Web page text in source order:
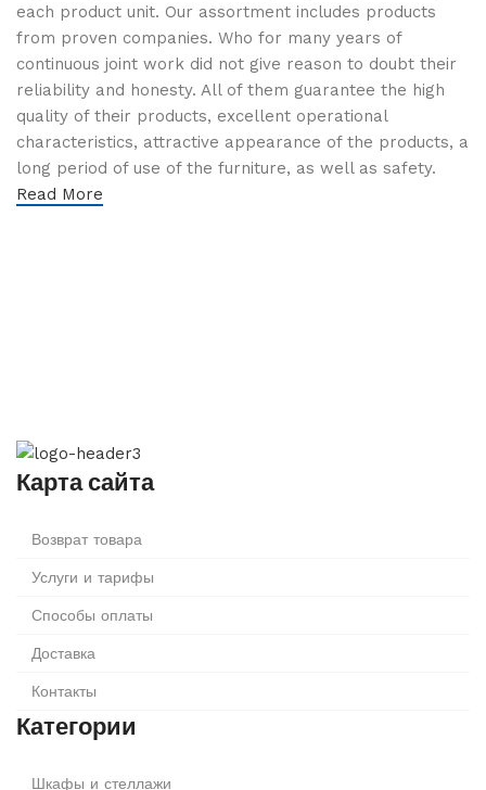
each product unit. Our assortment includes products
from proven companies. Who for many years of
continuous joint work did not give reason to doubt their
reliability and honesty. All of them guarantee the high
quality of their products, excellent operational
characteristics, attractive appearance of the products, a
long period of use of the furniture, as well as safety.
Read More
Карта сайта
Возврат товара
Услуги и тарифы
Способы оплаты
Доставка
Контакты
Категории
Шкафы и стеллажи